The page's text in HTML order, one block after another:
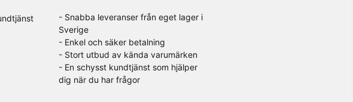
- Snabba leveranser från eget lager i
Sverige
- Enkel och säker betalning
- Stort utbud av kända varumärken
- En schysst kundtjänst som hjälper
dig när du har frågor